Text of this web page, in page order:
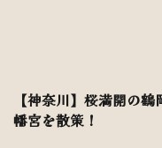
【神奈川】桜満開の鶴
幡宮を散策！